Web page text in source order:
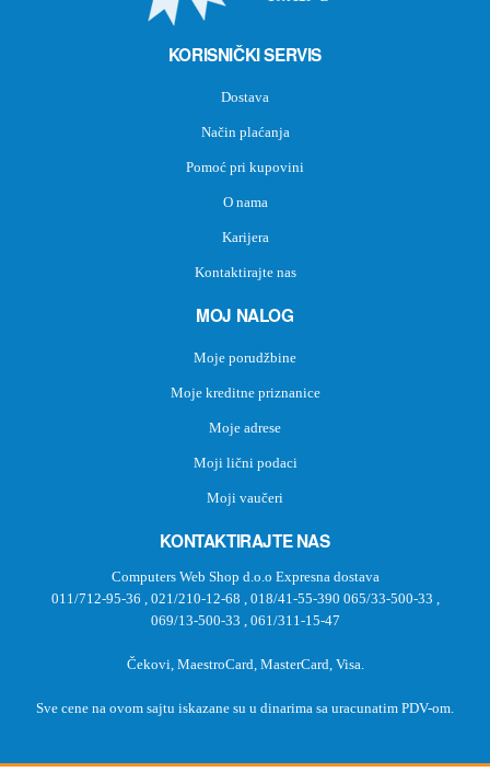
KORISNIČKI SERVIS
Dostava
Način plaćanja
Pomoć pri kupovini
O nama
Karijera
Kontaktirajte nas
MOJ NALOG
Moje porudžbine
Moje kreditne priznanice
Moje adrese
Moji lični podaci
Moji vaučeri
KONTAKTIRAJTE NAS
Computers Web Shop d.o.o Expresna dostava
011/712-95-36 , 021/210-12-68 , 018/41-55-390 065/33-500-33 ,
069/13-500-33 , 061/311-15-47
Čekovi, MaestroCard, MasterCard, Visa.
Sve cene na ovom sajtu iskazane su u dinarima sa uracunatim PDV-om.